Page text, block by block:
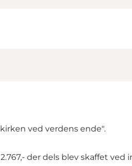
ved verdens ende".
der dels blev skaffet